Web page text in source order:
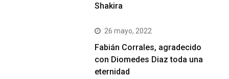
Shakira
26 mayo, 2022
Fabián Corrales, agradecido
con Diomedes Diaz toda una
eternidad